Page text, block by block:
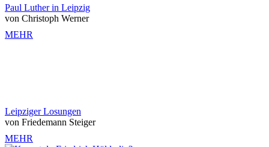
Paul Luther in Leipzig
von Christoph Werner
MEHR
Leipziger Losungen
von Friedemann Steiger
MEHR